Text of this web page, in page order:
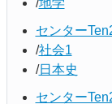
地学
センター
社会1
日本史
センター